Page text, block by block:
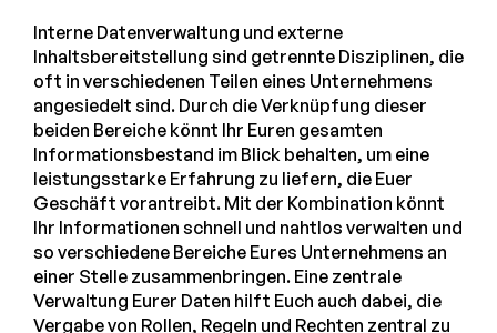
Interne Datenverwaltung und externe
Inhaltsbereitstellung sind getrennte Disziplinen, die
oft in verschiedenen Teilen eines Unternehmens
angesiedelt sind. Durch die Verknüpfung dieser
beiden Bereiche könnt Ihr Euren gesamten
Informationsbestand im Blick behalten, um eine
leistungsstarke Erfahrung zu liefern, die Euer
Geschäft vorantreibt. Mit der Kombination könnt
Ihr Informationen schnell und nahtlos verwalten und
so verschiedene Bereiche Eures Unternehmens an
einer Stelle zusammenbringen. Eine zentrale
Verwaltung Eurer Daten hilft Euch auch dabei, die
Vergabe von Rollen, Regeln und Rechten zentral zu